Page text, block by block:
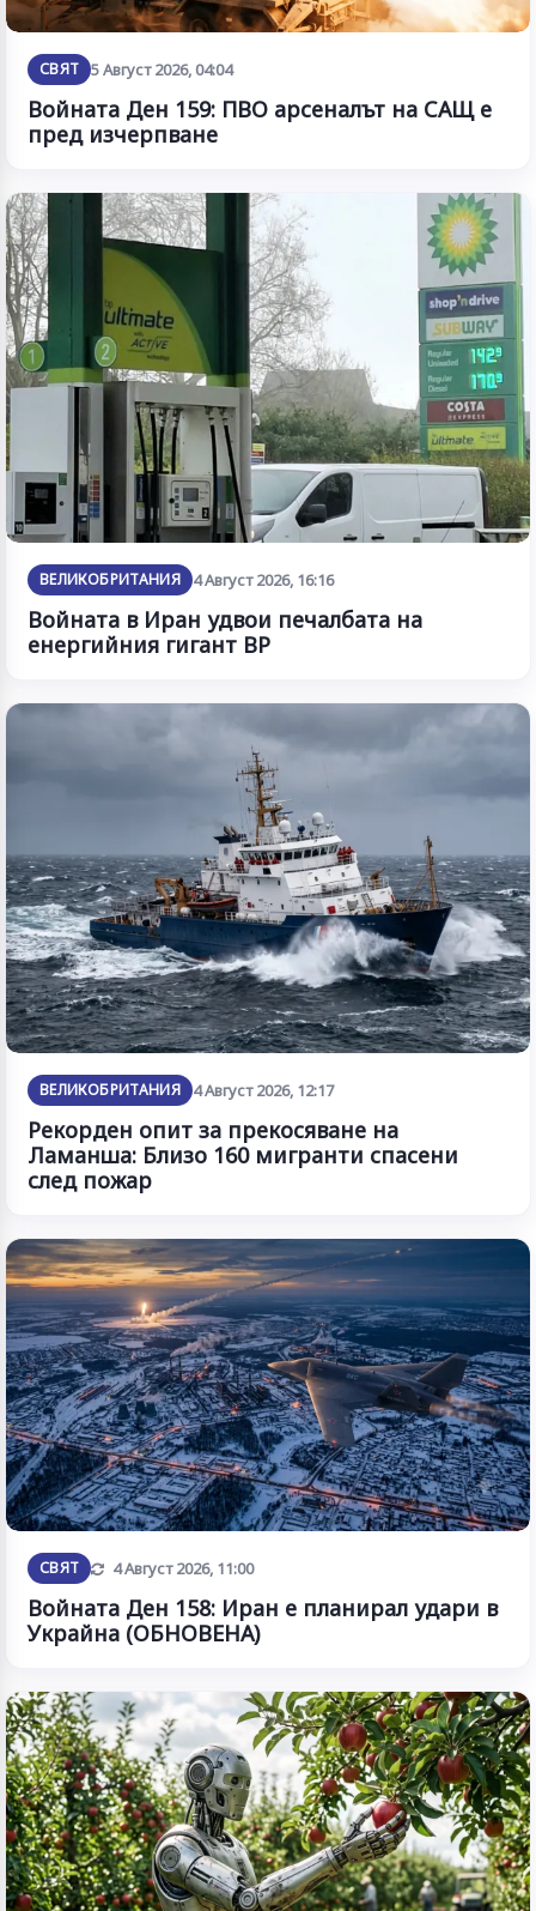
СВЯТ 5 Август 2026, 04:04
Войната Ден 159: ПВО арсеналът на САЩ е
пред изчерпване
ВЕЛИКОБРИТАНИЯ 4 Август 2026, 16:16
Войната в Иран удвои печалбата на
енергийния гигант BP
ВЕЛИКОБРИТАНИЯ 4 Август 2026, 12:17
Рекорден опит за прекосяване на
Ламанша: Близо 160 мигранти спасени
след пожар
СВЯТ Обновена
4 Август 2026, 11:00
Войната Ден 158: Иран е планирал удари в
Украйна (ОБНОВЕНА)